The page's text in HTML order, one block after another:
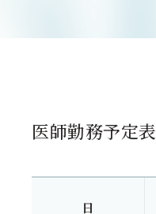
医師勤務予定表
日